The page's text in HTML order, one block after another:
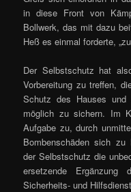
in diese Front von
Bollwerk, das mit dazu
Heß es einmal forderte,
Der Selbstschutz hat
Vorbereitung zu treffen,
Schutz des Hauses und
möglich zu sichern. Im
Aufgabe zu, durch
Bombenschäden sich
der Selbstschutz die
ersetzende
Sicherheits- und